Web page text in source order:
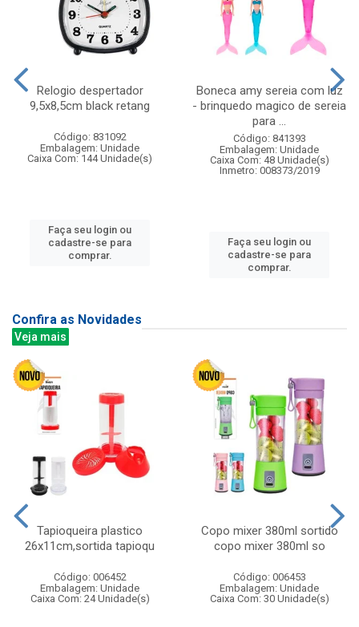
Relogio despertador
9,5x8,5cm black retang
Código: 831092
Embalagem: Unidade
Caixa Com: 144 Unidade(s)
Faça seu login ou
cadastre-se para
comprar.
Boneca amy sereia com luz
- brinquedo magico de sereia
para ...
Código: 841393
Embalagem: Unidade
Caixa Com: 48 Unidade(s)
Inmetro: 008373/2019
Faça seu login ou
cadastre-se para
comprar.
Confira as Novidades
Veja mais
Tapioqueira plastico
26x11cm,sortida tapioqu
Código: 006452
Embalagem: Unidade
Caixa Com: 24 Unidade(s)
Copo mixer 380ml sortido
copo mixer 380ml so
Código: 006453
Embalagem: Unidade
Caixa Com: 30 Unidade(s)